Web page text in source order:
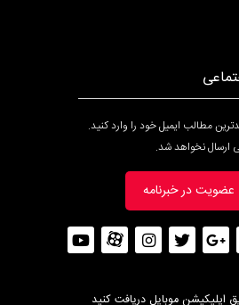
مطالب ایمیل خود را وارد کنید.
ارسال نخواهد شد.
عضویت در خبرنامه
اپلیکیشن موبایل دریافت کنید